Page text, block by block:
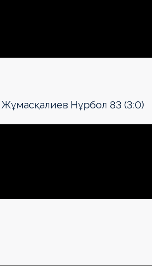
Нұрбол 83 (3:0)